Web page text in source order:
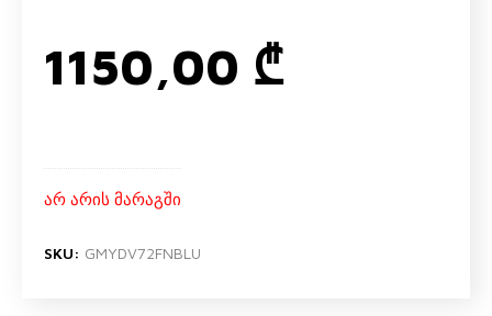
1150,00 ₾
არ არის მარაგში
SKU: GMYDV72FNBLU